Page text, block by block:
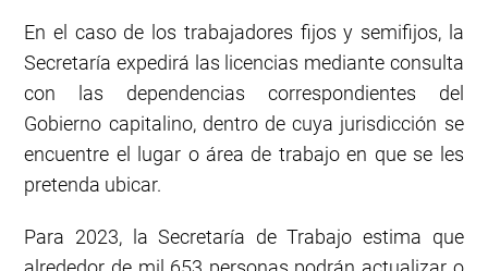
En el caso de los trabajadores fijos y semifijos, la
Secretaría expedirá las licencias mediante consulta
con las dependencias correspondientes del
Gobierno capitalino, dentro de cuya jurisdicción se
encuentre el lugar o área de trabajo en que se les
pretenda ubicar.
Para 2023, la Secretaría de Trabajo estima que